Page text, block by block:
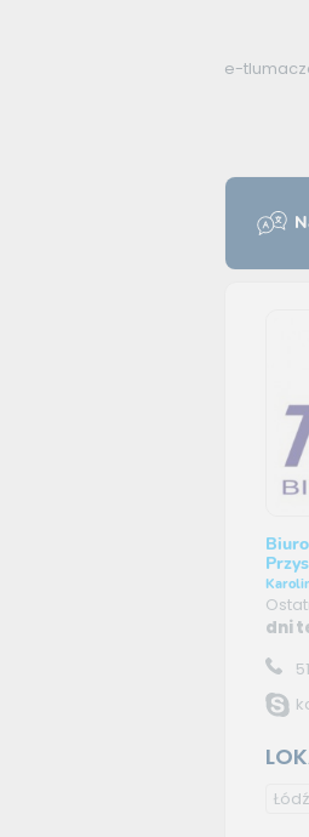
e-
dni
Łódź